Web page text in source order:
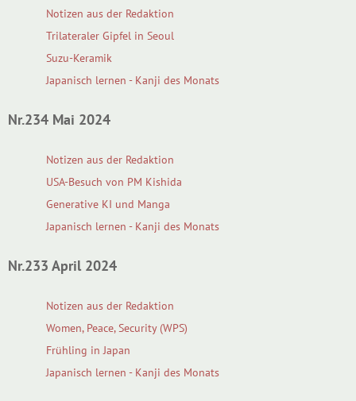
Notizen aus der Redaktion
Trilateraler Gipfel in Seoul
Suzu-Keramik
Japanisch lernen - Kanji des Monats
Nr.234 Mai 2024
Notizen aus der Redaktion
USA-Besuch von PM Kishida
Generative KI und Manga
Japanisch lernen - Kanji des Monats
Nr.233 April 2024
Notizen aus der Redaktion
Women, Peace, Security (WPS)
Frühling in Japan
Japanisch lernen - Kanji des Monats